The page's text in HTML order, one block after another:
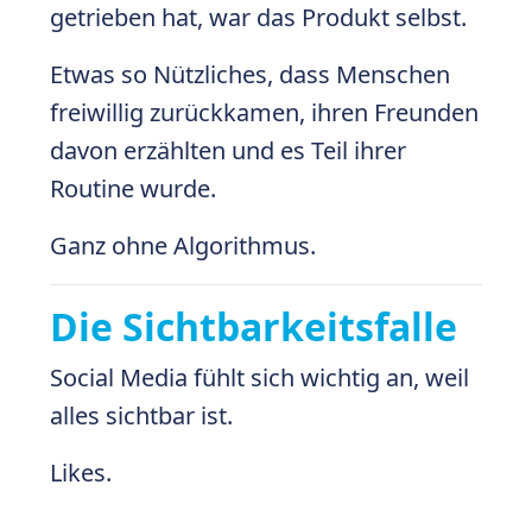
getrieben hat, war das Produkt selbst.
Etwas so Nützliches, dass Menschen
freiwillig zurückkamen, ihren Freunden
davon erzählten und es Teil ihrer
Routine wurde.
Ganz ohne Algorithmus.
Die Sichtbarkeitsfalle
Social Media fühlt sich wichtig an, weil
alles sichtbar ist.
Likes.